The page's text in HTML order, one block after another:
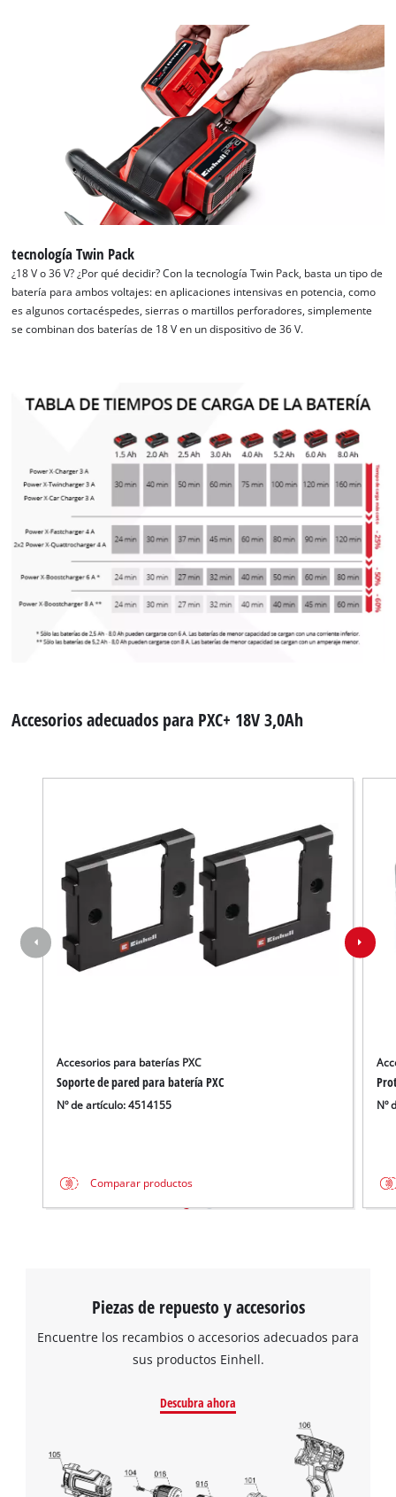
¡Necesitamos su consentimiento para
cargar el servicio Google Maps!
This content is not permitted to load due
to trackers that are not disclosed to the
visitor. The website owner needs to setup
the site with their CMP to add this content
to the list of technologies used.
Powered byUsercentrics Consent
Management Platform
tecnología Twin Pack
¿18 V o 36 V? ¿Por qué decidir? Con la tecnología Twin Pack, basta un tipo de
batería para ambos voltajes: en aplicaciones intensivas en potencia, como
es algunos cortacéspedes, sierras o martillos perforadores, simplemente
se combinan dos baterías de 18 V en un dispositivo de 36 V.
Accesorios adecuados para PXC+ 18V 3,0Ah
Accesorios para baterías PXC
Soporte de pared para batería PXC
Nº de artículo: 4514155
Comparar productos
Nº
Piezas de repuesto y accesorios
Encuentre los recambios o accesorios adecuados para
sus productos Einhell.
Descubra ahora